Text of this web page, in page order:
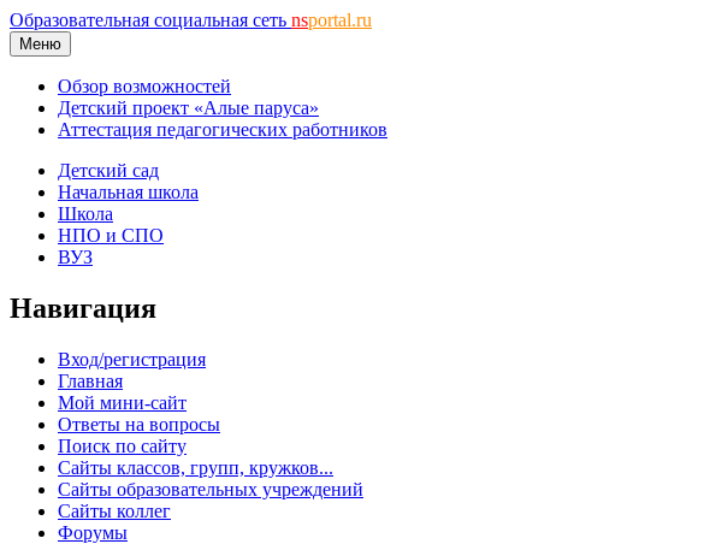
Образовательная социальная сеть nsportal.ru
Меню
Обзор возможностей
Детский проект «Алые паруса»
Аттестация педагогических работников
Детский сад
Начальная школа
Школа
НПО и СПО
ВУЗ
Навигация
Вход/регистрация
Главная
Мой мини-сайт
Ответы на вопросы
Поиск по сайту
Сайты классов, групп, кружков...
Сайты образовательных учреждений
Сайты коллег
Форумы